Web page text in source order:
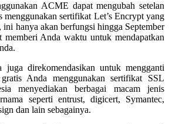
ACME dapat mengubah setelan
menggunakan sertifikat Let’s Encrypt yang
ini hanya akan berfungsi hingga September
Anda waktu untuk mendapatkan
juga direkomendasikan untuk mengganti
Anda menggunakan sertifikat SSL
menyediakan berbagai macam jenis
seperti entrust, digicert, Symantec,
dan lain sebagainya.